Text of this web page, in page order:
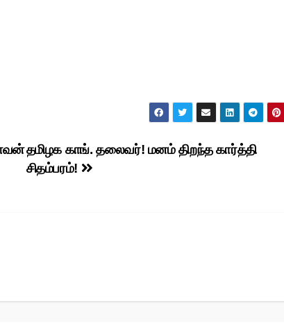
தமிழக காங். தலைவர்! மனம் திறந்த கார்த்தி
சிதம்பரம்!